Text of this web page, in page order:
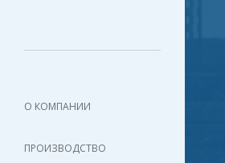
О КОМПАНИИ
ПРОИЗВОДСТВО